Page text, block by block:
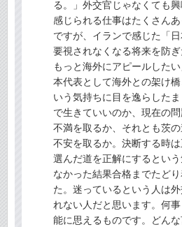
る。」外交官じゃなくても
感じられる仕事はたくさんあ
ですが、イランで感じた「
要視されなくなる将来を防
もっと海外にアピールした
本代表として海外との架け
いう気持ちに目を逸らした
で生きていいのか、現在の
不満を取るか、それとも茨
不安を取るか。決断する時は
選んだ道を正解にするとい
なかった結果合格までたど
た。迷っているという人は
れない人だと思います。何
能に思えるものです。どん